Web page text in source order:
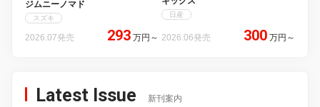
ジムニーノマド
スズキ
2026.07発売 293 万円 ～
日産
2026.06発売 300 万円 ～
Latest Issue 新刊案内